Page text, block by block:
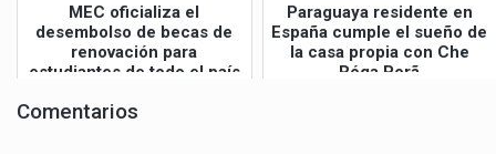
MEC oficializa el
desembolso de becas de
renovación para
estudiantes de todo el país
Paraguaya residente en
España cumple el sueño de
la casa propia con Che
Róga Porã
Comentarios